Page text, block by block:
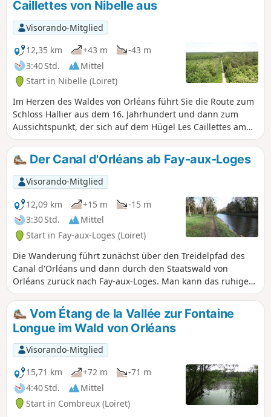
Caillettes von Nibelle aus
Visorando-Mitglied
12,35 km
+43 m
-43 m
3:40 Std.
Mittel
Start in Nibelle (Loiret)
Im Herzen des Waldes von Orléans führt Sie die Route zum
Schloss Hallier aus dem 16. Jahrhundert und dann zum
Aussichtspunkt, der sich auf dem Hügel Les Caillettes am
höchsten Punkt des Waldes von Orléans befindet: eine
Gelegenheit, das umliegende Massiv bis zum Horizont zu
bewundern.
Der Canal d'Orléans ab Fay-aux-Loges
Visorando-Mitglied
12,09 km
+15 m
-15 m
3:30 Std.
Mittel
Start in Fay-aux-Loges (Loiret)
Die Wanderung führt zunächst über den Treidelpfad des
Canal d'Orléans und dann durch den Staatswald von
Orléans zurück nach Fay-aux-Loges. Man kann das ruhige
Wasser des Kanals und seine vielfältigen Spiegelungen,
seine Schleusen, seine Fauna, dann die breiten Waldwege
und schließlich den steinernen Glockenturm der Kirche bei
der Annäherung an das Dorf bewundern. Achtung: Am 19.
Februar 2023 wurde mir mitgeteilt, dass ein Teil der Strecke
entlang des Kanals wegen Bauarbeiten auf unbestimmte
Zeit gesperrt ist (kein Enddatum angegeben).
Vom Étang de la Vallée zur Fontaine
Longue im Wald von Orléans
Visorando-Mitglied
15,71 km
+72 m
-71 m
4:40 Std.
Mittel
Start in Combreux (Loiret)